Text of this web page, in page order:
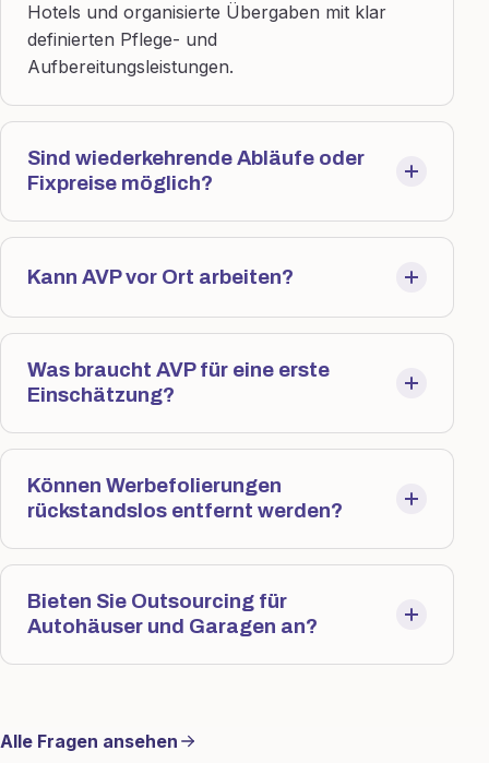
Hotels und organisierte Übergaben mit klar
definierten Pflege- und
Aufbereitungsleistungen.
Sind wiederkehrende Abläufe oder
Fixpreise möglich?
Kann AVP vor Ort arbeiten?
Was braucht AVP für eine erste
Einschätzung?
Können Werbefolierungen
rückstandslos entfernt werden?
Bieten Sie Outsourcing für
Autohäuser und Garagen an?
Alle Fragen ansehen